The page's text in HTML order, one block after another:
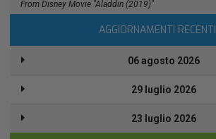
From Disney Movie "Aladdin (2019)"
AGGIORNAMENTI RECENTI
06 agosto 2026
29 luglio 2026
23 luglio 2026